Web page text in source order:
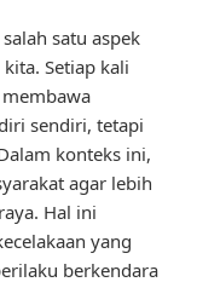
satu aspek
Setiap kali
sendiri, tetapi
konteks ini,
agar lebih
Hal ini
yang
berkendara